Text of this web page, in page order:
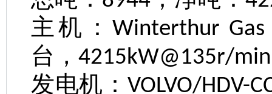
主机：Winterthur Gas
台， 4215kW@135r/min
发电机： VOLVO/HDV-